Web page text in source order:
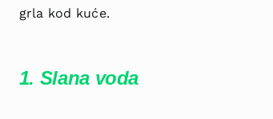
grla kod kuće.
1. Slana voda